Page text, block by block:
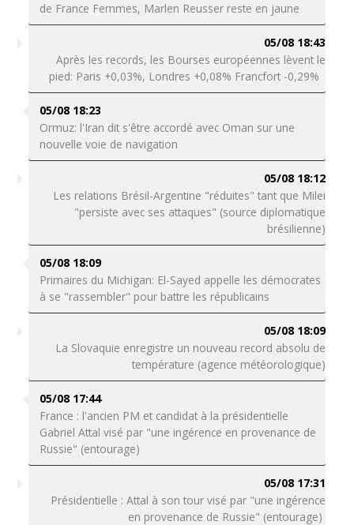
de France Femmes, Marlen Reusser reste en jaune
05/08 18:43
Après les records, les Bourses européennes lèvent le
pied: Paris +0,03%, Londres +0,08% Francfort -0,29%
05/08 18:23
Ormuz: l'Iran dit s'être accordé avec Oman sur une
nouvelle voie de navigation
05/08 18:12
Les relations Brésil-Argentine "réduites" tant que Milei
"persiste avec ses attaques" (source diplomatique
brésilienne)
05/08 18:09
Primaires du Michigan: El-Sayed appelle les démocrates
à se "rassembler" pour battre les républicains
05/08 18:09
La Slovaquie enregistre un nouveau record absolu de
température (agence météorologique)
05/08 17:44
France : l'ancien PM et candidat à la présidentielle
Gabriel Attal visé par "une ingérence en provenance de
Russie" (entourage)
05/08 17:31
Présidentielle : Attal à son tour visé par "une ingérence
en provenance de Russie" (entourage)